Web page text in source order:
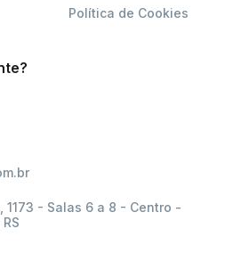
Política de Cookies
1173 - Salas 6 a 8 - Centro -